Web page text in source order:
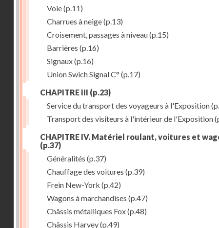
Voie(p.11)
Charrues à neige(p.13)
Croisement, passages à niveau(p.15)
Barrières (p.16)
Signaux(p.16)
Union Swich Signal C° (p.17)
CHAPITRE III (p.23)
Service du transport des voyageurs à l'Exposition
Transport des visiteurs à l'intérieur de l'Exposition
CHAPITRE IV. Matériel roulant, voitures et
(p.37)
Généralités (p.37)
Chauffage des voitures (p.39)
Frein New-York (p.42)
Wagons à marchandises (p.47)
Châssis métalliques Fox(p.48)
Châssis Harvey(p.49)